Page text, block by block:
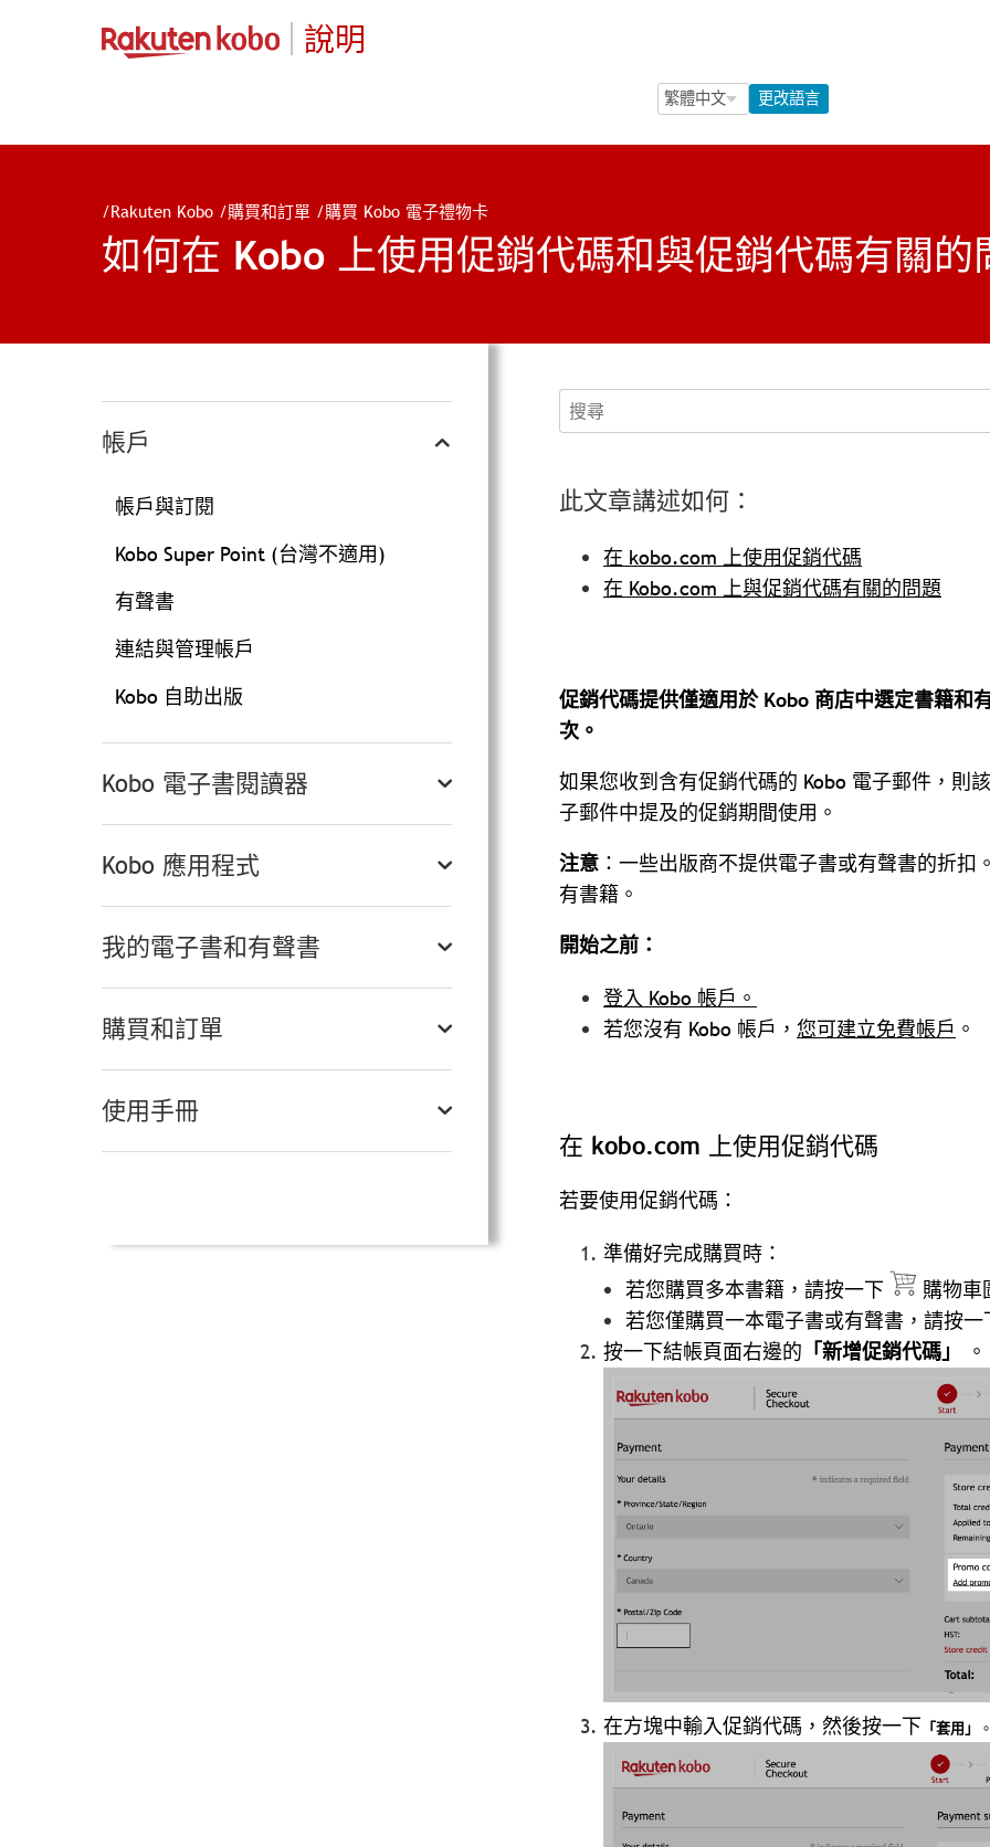
說明
Language Selection
Language Selection
更改語言
/Rakuten Kobo /購買和訂單 /購買 Kobo 電子禮物卡
如何在 Kobo 上使用促銷代碼和與促銷代碼有關的
帳戶
帳戶與訂閱
Kobo Super Point (台灣不適用)
有聲書
連結與管理帳戶
Kobo 自助出版
Kobo 電子書閱讀器
Kobo 應用程式
我的電子書和有聲書
購買和訂單
使用手冊
搜尋
此文章講述如何：
在 kobo.com 上使用促銷代碼
在 Kobo.com 上與促銷代碼有關的問題
促銷代碼提供僅適用於 Kobo 商店中選定書籍和
次。
如果您收到含有促銷代碼的 Kobo 電子郵件，則
子郵件中提及的促銷期間使用。
注意 ：一些出版商不提供電子書或有聲書的折
有書籍。
開始之前：
登入 Kobo 帳戶。
若您沒有 Kobo 帳戶， 您可建立免費帳戶 。
在 kobo.com 上使用促銷代碼
若要使用促銷代碼：
準備好完成購買時：
若您購買多本書籍，請按一下
購物車
若您僅購買一本電子書或有聲書，請按一
按一下結帳頁面右邊的 「新增促銷代碼」 。
在方塊中輸入促銷代碼，然後按一下 「套用」